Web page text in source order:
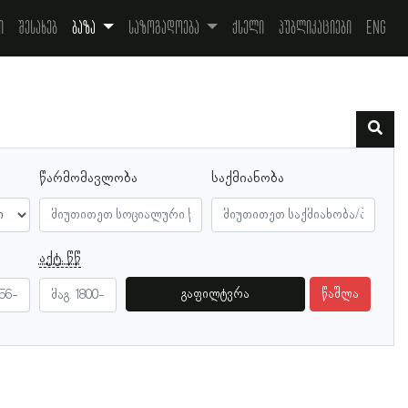
შესახებ ბაზა საზოგადოება ქსელი პუბლიკაციები Eng
წარმომავლობა საქმიანობა
აქტ. წწ
გაფილტვრა წაშლა